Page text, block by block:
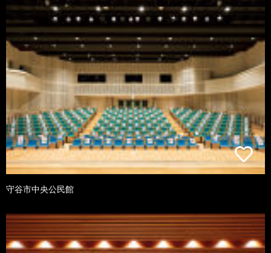
守谷市中央公民館